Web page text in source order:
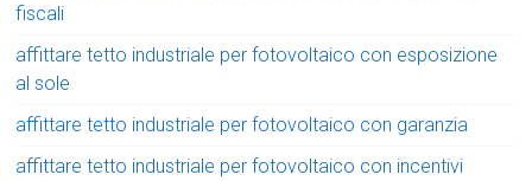
fiscali
affittare tetto industriale per fotovoltaico con esposizione
al sole
affittare tetto industriale per fotovoltaico con garanzia
affittare tetto industriale per fotovoltaico con incentivi